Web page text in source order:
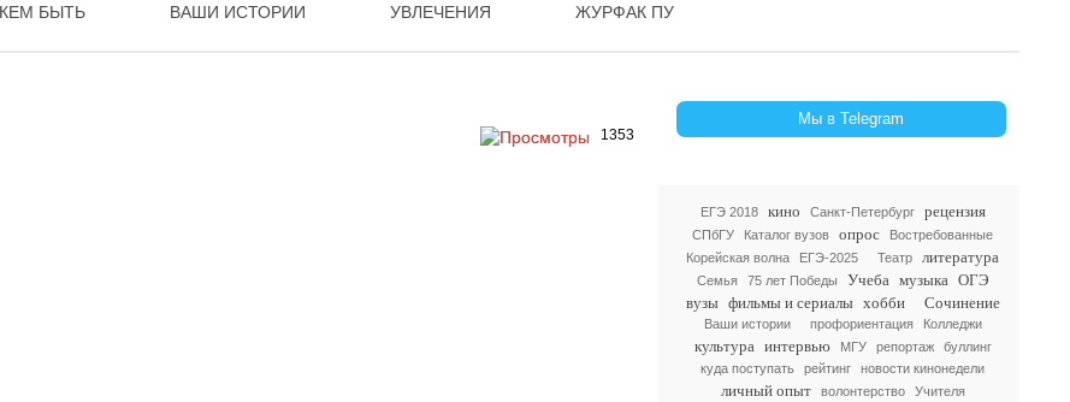
КЕМ БЫТЬ ВАШИ ИСТОРИИ УВЛЕЧЕНИЯ ЖУРФАК ПУ
Мы в Telegram
ЕГЭ 2018 кино Санкт-Петербург рецензия
СПбГУ Каталог вузов опрос
Востребованные
Корейская волна
ЕГЭ-2025 Театр литература
Семья 75 лет Победы Учеба музыка ОГЭ
вузы фильмы и сериалы хобби Сочинение
Ваши истории профориентация Колледжи
культура интервью МГУ репортаж
буллинг
куда поступать
рейтинг новости кинонедели
личный опыт волонтерство Учителя
1353